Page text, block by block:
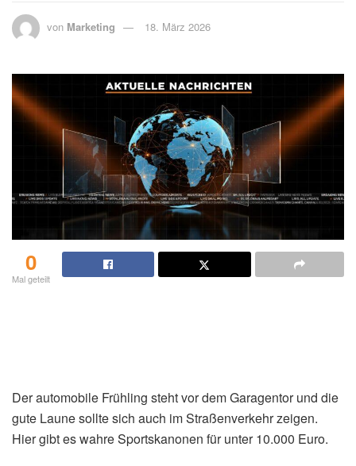
von Marketing 18. März 2026
0
Mal geteilt
Der automobile Frühling steht vor dem Garagentor und die
gute Laune sollte sich auch im Straßenverkehr zeigen.
Hier gibt es wahre Sportskanonen für unter 10.000 Euro.